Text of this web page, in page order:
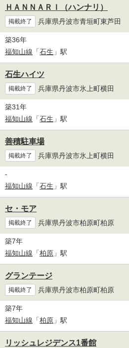
ＨＡＮＮＡＲＩ（ハンナリ）
掲載終了 兵庫県丹波市青垣町東芦田
築36年
福知山線 「石生 」駅
石生ハイツ
掲載終了 兵庫県丹波市氷上町横田
築31年
福知山線 「石生 」駅
善積駐車場
掲載終了 兵庫県丹波市氷上町横田
-
福知山線 「石生 」駅
セ・モア
掲載終了 兵庫県丹波市柏原町柏原
築7年
福知山線 「柏原 」駅
グランテージ
掲載終了 兵庫県丹波市柏原町柏原
築7年
福知山線 「柏原 」駅
リッシュレジデンス1番館